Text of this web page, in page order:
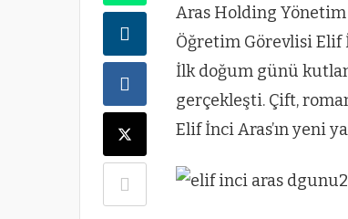
Aras Holding Yönetim
Öğretim Görevlisi Elif
İlk doğum günü
gerçekleşti. Çift,
Elif İnci Aras’ın yeni